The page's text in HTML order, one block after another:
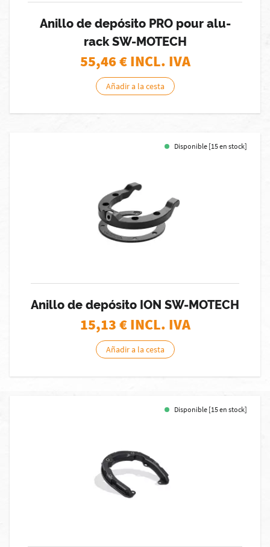
Anillo de depósito PRO pour alu-
rack SW-MOTECH
55,46€ INCL. IVA
Añadir a la cesta
Disponible [15 en stock]
Anillo de depósito ION SW-MOTECH
15,13€ INCL. IVA
Añadir a la cesta
Disponible [15 en stock]